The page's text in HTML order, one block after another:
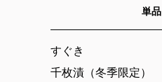
単品
すぐき
千枚漬（冬季限定）